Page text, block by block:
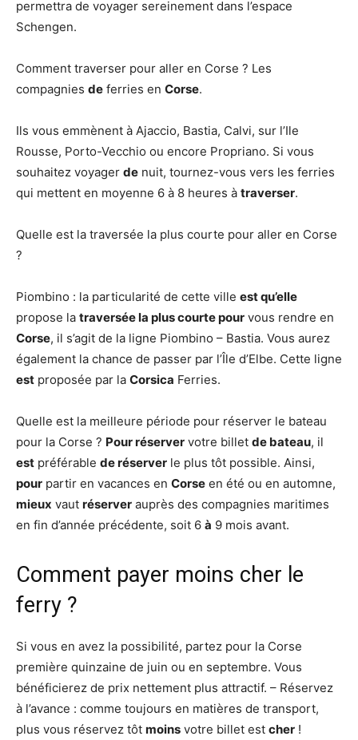
permettra de voyager sereinement dans l’espace
Schengen.
Comment traverser pour aller en Corse ? Les
compagnies de ferries en Corse.
Ils vous emmènent à Ajaccio, Bastia, Calvi, sur l’Ile
Rousse, Porto-Vecchio ou encore Propriano. Si vous
souhaitez voyager de nuit, tournez-vous vers les ferries
qui mettent en moyenne 6 à 8 heures à traverser.
Quelle est la traversée la plus courte pour aller en Corse
?
Piombino : la particularité de cette ville est qu’elle
propose la traversée la plus courte pour vous rendre en
Corse, il s’agit de la ligne Piombino – Bastia. Vous aurez
également la chance de passer par l’Île d’Elbe. Cette ligne
est proposée par la Corsica Ferries.
Quelle est la meilleure période pour réserver le bateau
pour la Corse ? Pour réserver votre billet de bateau, il
est préférable de réserver le plus tôt possible. Ainsi,
pour partir en vacances en Corse en été ou en automne,
mieux vaut réserver auprès des compagnies maritimes
en fin d’année précédente, soit 6 à 9 mois avant.
Comment payer moins cher le
ferry ?
Si vous en avez la possibilité, partez pour la Corse
première quinzaine de juin ou en septembre. Vous
bénéficierez de prix nettement plus attractif. – Réservez
à l’avance : comme toujours en matières de transport,
plus vous réservez tôt moins votre billet est cher !